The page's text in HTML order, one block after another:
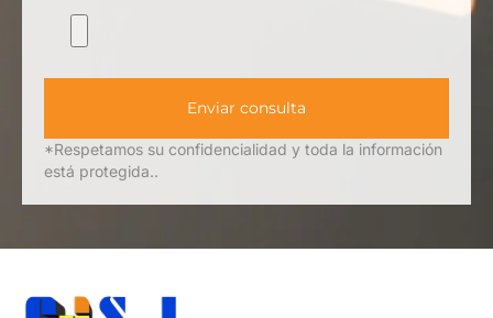
Enviar consulta
*Respetamos su confidencialidad y toda la información
está protegida..